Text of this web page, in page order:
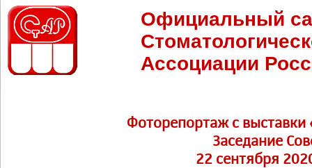
Официальный
Ассоциации
Фоторепортаж c выставки
Заседание
22 сентября